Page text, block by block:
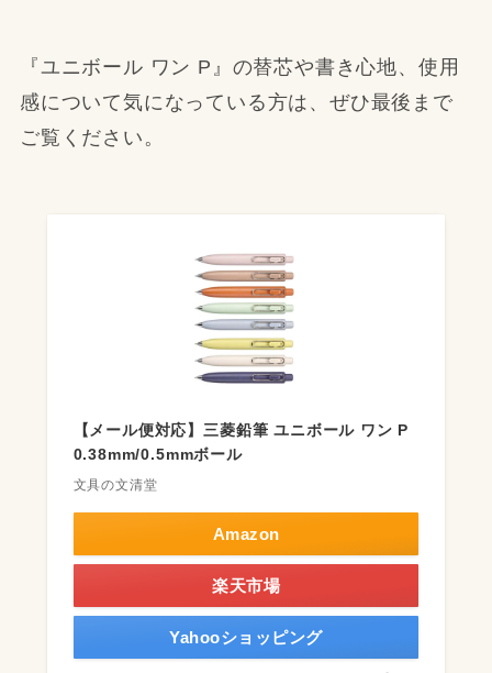
『ユニボール ワン P』の替芯や書き心地、使用
感について気になっている方は、ぜひ最後まで
ご覧ください。
【メール便対応】三菱鉛筆 ユニボール ワン P
0.38mm/0.5mmボール
文具の文清堂
Amazon
楽天市場
Yahooショッピング